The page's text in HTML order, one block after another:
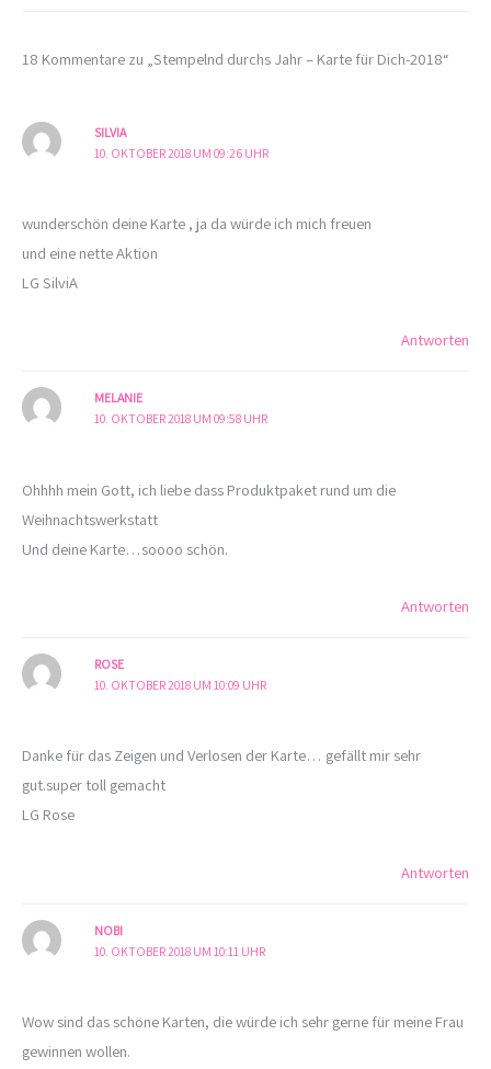
18 Kommentare zu „Stempelnd durchs Jahr – Karte für Dich-2018“
SILVIA
10. OKTOBER 2018 UM 09:26 UHR
wunderschön deine Karte , ja da würde ich mich freuen
und eine nette Aktion
LG SilviA
Antworten
MELANIE
10. OKTOBER 2018 UM 09:58 UHR
Ohhhh mein Gott, ich liebe dass Produktpaket rund um die
Weihnachtswerkstatt
Und deine Karte…soooo schön.
Antworten
ROSE
10. OKTOBER 2018 UM 10:09 UHR
Danke für das Zeigen und Verlosen der Karte… gefällt mir sehr
gut.super toll gemacht
LG Rose
Antworten
NOBI
10. OKTOBER 2018 UM 10:11 UHR
Wow sind das schöne Karten, die würde ich sehr gerne für meine Frau
gewinnen wollen.